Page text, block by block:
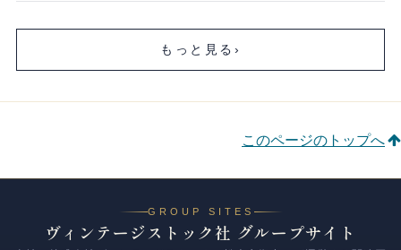
もっと見る ›
このページのトップへ
GROUP SITES
ヴィンテージストック社 グループサイト